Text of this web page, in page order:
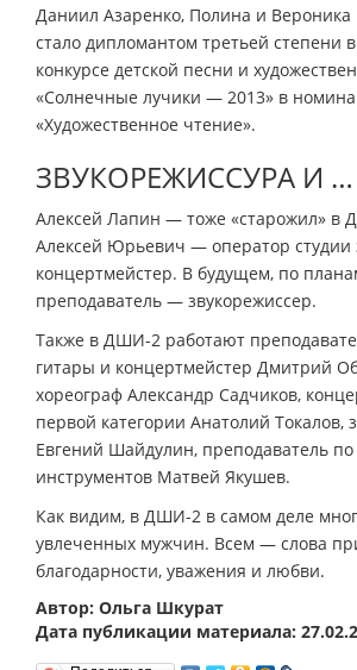
Даниил Азаренко, Полина и
стало дипломантом третьей степени
конкурсе детской песни и
«Солнечные лучики — 2013» в
«Художественное чтение».
ЗВУКОРЕЖИССУРА И …
Алексей Лапин — тоже «старожил» в
Алексей Юрьевич — оператор студии
концертмейстер. В будущем, по
преподаватель — звукорежиссер.
Также в ДШИ-2 работают
гитары и концертмейстер Дмитрий
хореограф Александр Садчиков,
первой категории Анатолий Токалов,
Евгений Шайдулин, преподаватель по
инструментов Матвей Якушев.
Как видим, в ДШИ-2 в самом деле
увлеченных мужчин. Всем — слова
благодарности, уважения и любви.
Автор: Ольга Шкурат
Дата публикации материала: